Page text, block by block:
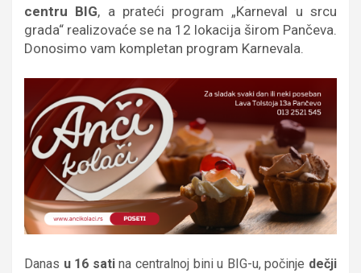
centru BIG, a prateći program „Karneval u srcu
grada“ realizovaće se na 12 lokacija širom Pančeva.
Donosimo vam kompletan program Karnevala.
Danas u 16 satina centralnoj bini u BIG-u, počinje dečji